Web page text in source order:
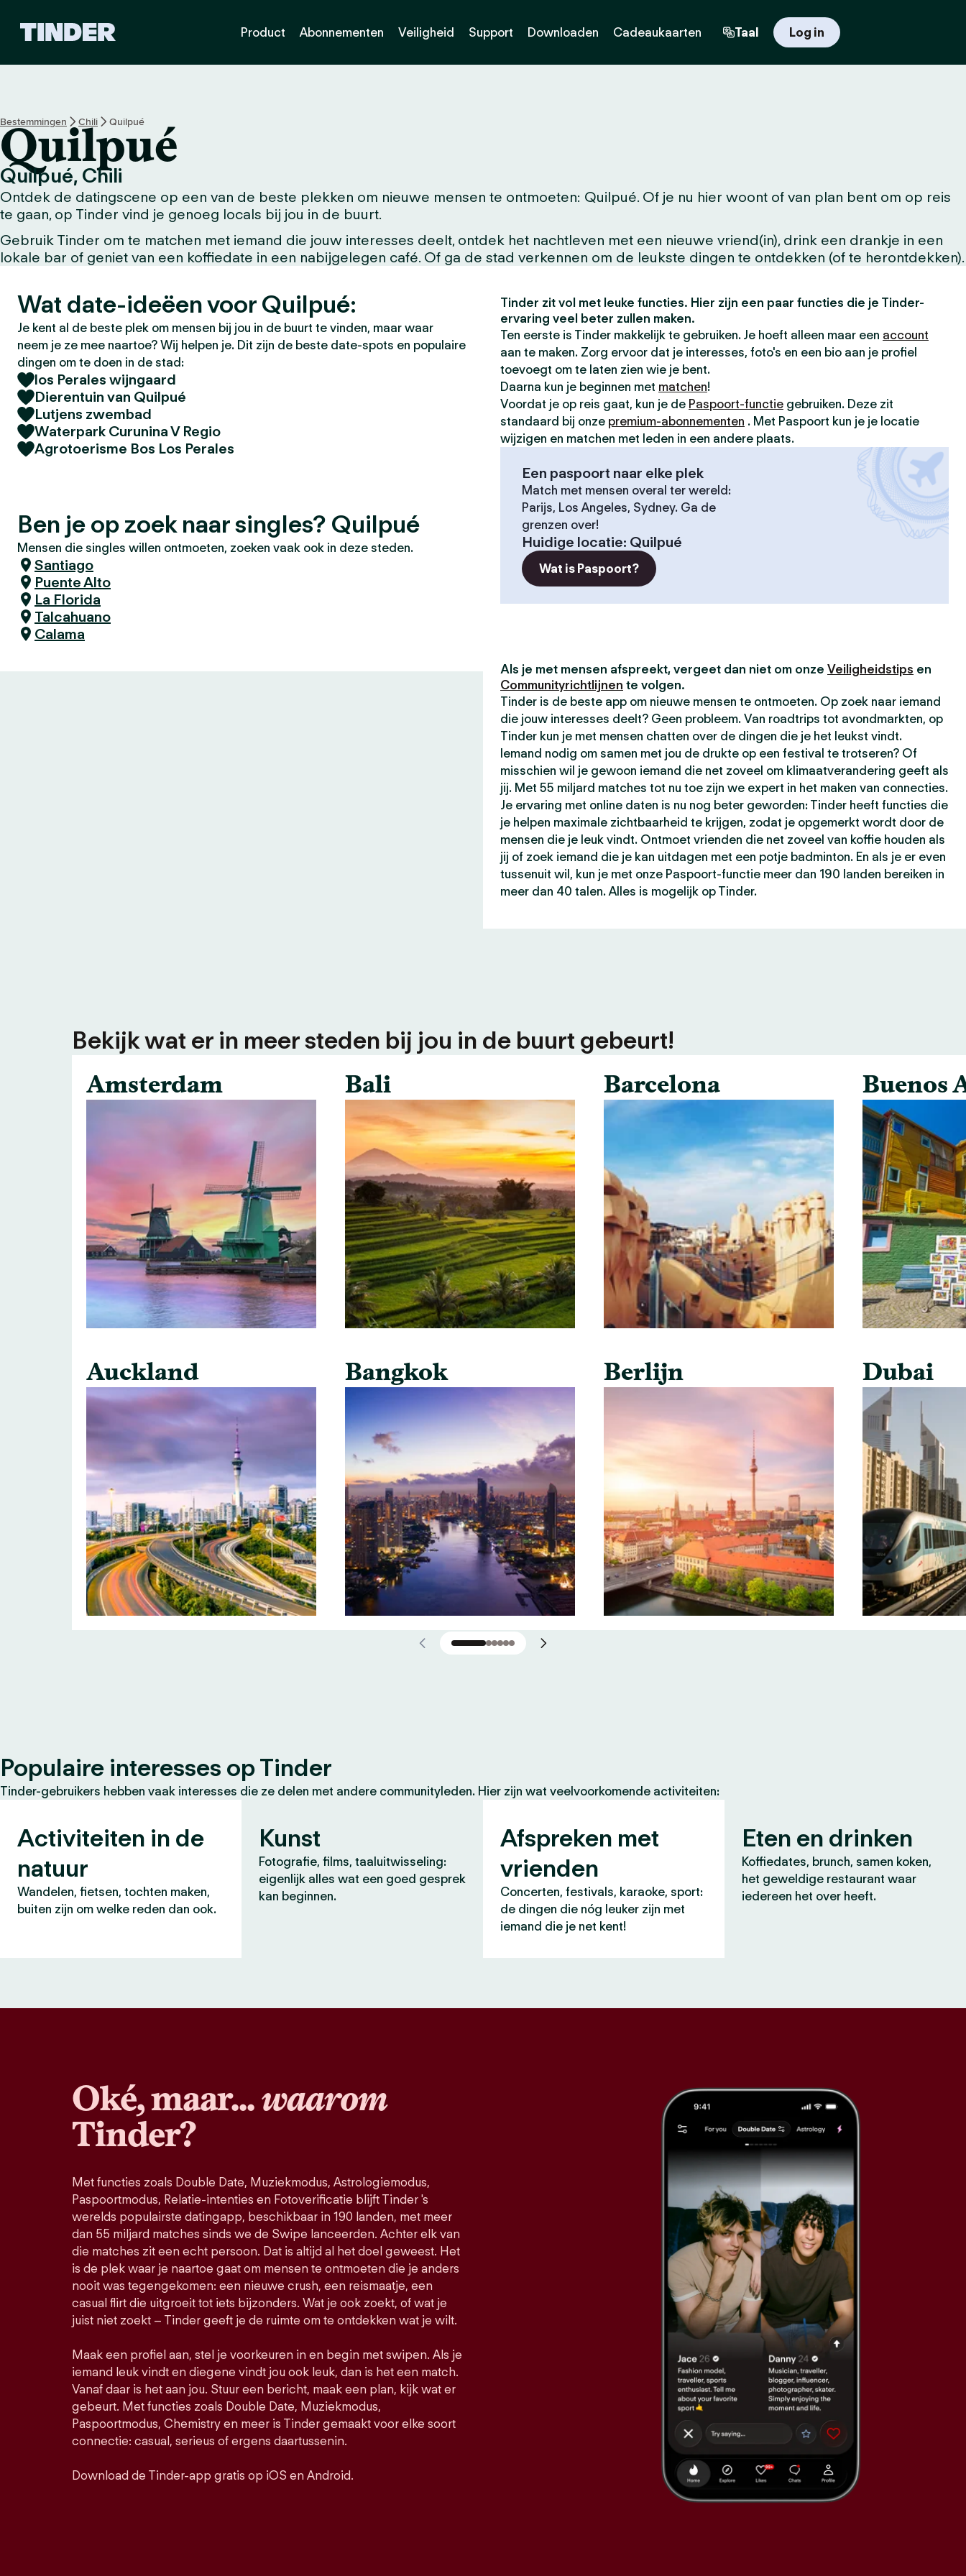
h
o
m
e
p
a
g
n
a
Product Abonnementen Veiligheid Support Downloaden Cadeaukaarten Taal Log in
Bestemmingen Chili Quilpué
Quilpué
Quilpué, Chili
Ontdek de datingscene op een van de beste plekken om nieuwe mensen te ontmoeten: Quilpué. Of je nu hier woont of van plan bent om op reis
te gaan, op Tinder vind je genoeg locals bij jou in de buurt.
Gebruik Tinder om te matchen met iemand die jouw interesses deelt, ontdek het nachtleven met een nieuwe vriend(in), drink een drankje in een
lokale bar of geniet van een koffiedate in een nabijgelegen café. Of ga de stad verkennen om de leukste dingen te ontdekken (of te herontdekken).
Wat date-ideëen voor Quilpué:
Je kent al de beste plek om mensen bij jou in de buurt te vinden, maar waar
neem je ze mee naartoe? Wij helpen je. Dit zijn de beste date-spots en populaire
dingen om te doen in de stad:
los Perales wijngaard
Dierentuin van Quilpué
Lutjens zwembad
Waterpark Curunina V Regio
Agrotoerisme Bos Los Perales
Ben je op zoek naar singles? Quilpué
Mensen die singles willen ontmoeten, zoeken vaak ook in deze steden.
Santiago
Puente Alto
La Florida
Talcahuano
Calama
Tinder zit vol met leuke functies. Hier zijn een paar functies die je Tinder-
ervaring veel beter zullen maken.
Ten eerste is Tinder makkelijk te gebruiken. Je hoeft alleen maar een account
aan te maken. Zorg ervoor dat je interesses, foto's en een bio aan je profiel
toevoegt om te laten zien wie je bent.
Daarna kun je beginnen met matchen!
Voordat je op reis gaat, kun je de Paspoort-functie gebruiken. Deze zit
standaard bij onze premium-abonnementen . Met Paspoort kun je je locatie
wijzigen en matchen met leden in een andere plaats.
Een paspoort naar elke plek
Match met mensen overal ter wereld:
Parijs, Los Angeles, Sydney. Ga de
grenzen over!
Huidige locatie: Quilpué
Wat is Paspoort?
Als je met mensen afspreekt, vergeet dan niet om onze Veiligheidstips en
Communityrichtlijnen te volgen.
Tinder is de beste app om nieuwe mensen te ontmoeten. Op zoek naar iemand
die jouw interesses deelt? Geen probleem. Van roadtrips tot avondmarkten, op
Tinder kun je met mensen chatten over de dingen die je het leukst vindt.
Iemand nodig om samen met jou de drukte op een festival te trotseren? Of
misschien wil je gewoon iemand die net zoveel om klimaatverandering geeft als
jij. Met 55 miljard matches tot nu toe zijn we expert in het maken van connecties.
Je ervaring met online daten is nu nog beter geworden: Tinder heeft functies die
je helpen maximale zichtbaarheid te krijgen, zodat je opgemerkt wordt door de
mensen die je leuk vindt. Ontmoet vrienden die net zoveel van koffie houden als
jij of zoek iemand die je kan uitdagen met een potje badminton. En als je er even
tussenuit wil, kun je met onze Paspoort-functie meer dan 190 landen bereiken in
meer dan 40 talen. Alles is mogelijk op Tinder.
Bekijk wat er in meer steden bij jou in de buurt gebeurt!
Amsterdam
Auckland
Bali
Bangkok
Barcelona
Berlijn
Buenos
Dubai
Populaire interesses op Tinder
Tinder-gebruikers hebben vaak interesses die ze delen met andere communityleden. Hier zijn wat veelvoorkomende activiteiten:
Activiteiten in de
natuur
Wandelen, fietsen, tochten maken,
buiten zijn om welke reden dan ook.
Kunst
Fotografie, films, taaluitwisseling:
eigenlijk alles wat een goed gesprek
kan beginnen.
Afspreken met
vrienden
Concerten, festivals, karaoke, sport:
de dingen die nóg leuker zijn met
iemand die je net kent!
Eten en drinken
Koffiedates, brunch, samen koken,
het geweldige restaurant waar
iedereen het over heeft.
Oké, maar...waarom
Tinder?
Met functies zoals Double Date, Muziekmodus, Astrologiemodus,
Paspoortmodus, Relatie-intenties en Fotoverificatie blijft Tinder 's
werelds populairste datingapp, beschikbaar in 190 landen, met meer
dan 55 miljard matches sinds we de Swipe lanceerden. Achter elk van
die matches zit een echt persoon. Dat is altijd al het doel geweest. Het
is de plek waar je naartoe gaat om mensen te ontmoeten die je anders
nooit was tegengekomen: een nieuwe crush, een reismaatje, een
casual flirt die uitgroeit tot iets bijzonders. Wat je ook zoekt, of wat je
juist niet zoekt – Tinder geeft je de ruimte om te ontdekken wat je wilt.
Maak een profiel aan, stel je voorkeuren in en begin met swipen. Als je
iemand leuk vindt en diegene vindt jou ook leuk, dan is het een match.
Vanaf daar is het aan jou. Stuur een bericht, maak een plan, kijk wat er
gebeurt. Met functies zoals Double Date, Muziekmodus,
Paspoortmodus, Chemistry en meer is Tinder gemaakt voor elke soort
connectie: casual, serieus of ergens daartussenin.
Download de Tinder-app gratis op iOS en Android.